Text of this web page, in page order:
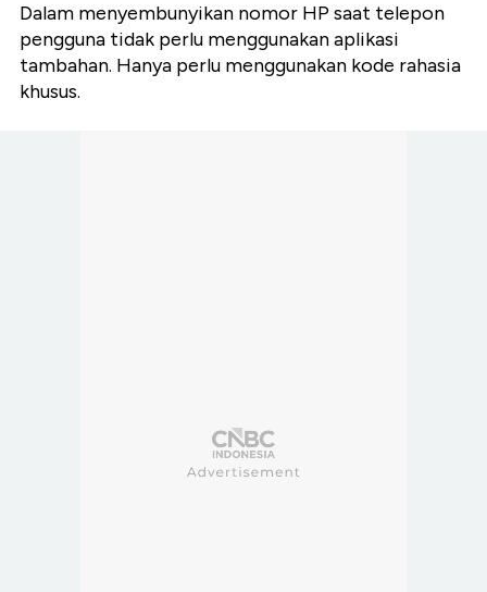
Dalam menyembunyikan nomor HP saat telepon
pengguna tidak perlu menggunakan aplikasi
tambahan. Hanya perlu menggunakan kode rahasia
khusus.